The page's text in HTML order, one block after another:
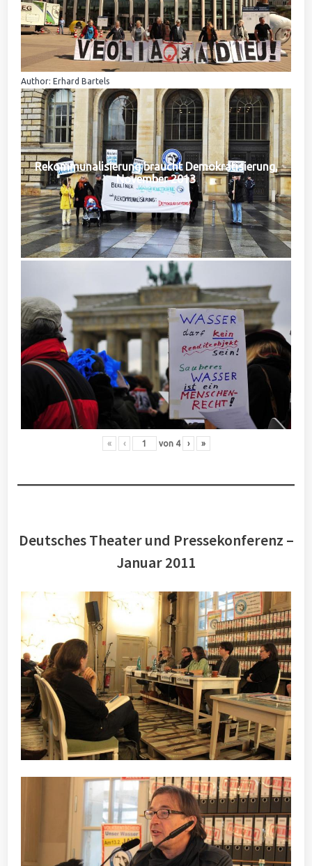
Author: Erhard Bartels
Rekommunalisierung braucht Demokratisierung,
November 2013
« ‹ von 4 › »
Deutsches Theater und Pressekonferenz –
Januar 2011